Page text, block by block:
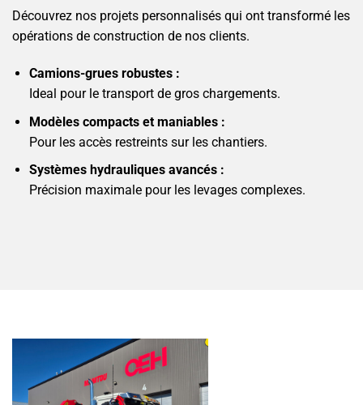
Découvrez nos projets personnalisés qui ont transformé les
opérations de construction de nos clients.
Camions-grues robustes :
Ideal pour le transport de gros chargements.
Modèles compacts et maniables :
Pour les accès restreints sur les chantiers.
Systèmes hydrauliques avancés :
Précision maximale pour les levages complexes.